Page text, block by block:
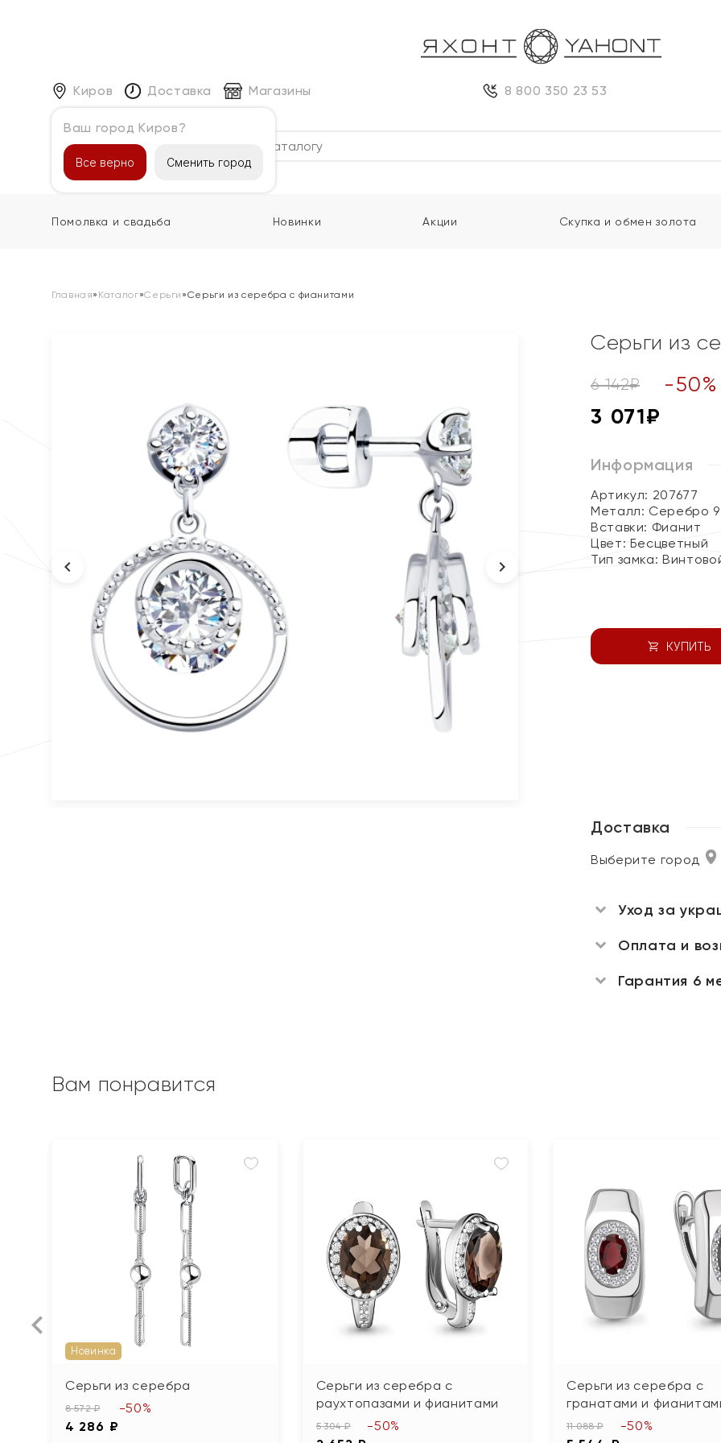
Киров
Ваш город Киров?
Все верно Сменить город
Доставка Магазины 8 800 350 23 53
Каталог
Помолвка и свадьба Новинки Акции Скупка и обмен золота
Главная» Каталог»Серьги »Серьги из серебра с фианитами
Серьги из
6 142₽ -50%
3 071₽
Информация
Артикул: 207677
Металл: Серебро
Вставки: Фианит
Цвет: Бесцветный
Тип замка:
КУПИТЬ
Доставка
Выберите город
Уход за
Оплата и
Гарантия 6
Вам понравится
Новинка
Серьги из серебра
8 572 ₽
4 286 ₽
-50%
Серьги из серебра с
раухтопазами и фианитами
5 304 ₽ -50%
Серьги из серебра с
гранатами и
11 088 ₽ -50%